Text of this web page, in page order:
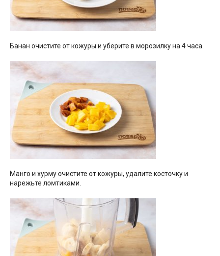
Банан очистите от кожуры и уберите в морозилку на 4 часа.
Манго и хурму очистите от кожуры, удалите косточку и
нарежьте ломтиками.